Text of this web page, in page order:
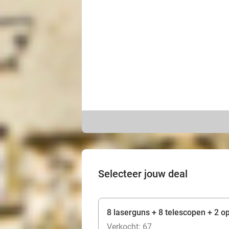
Selecteer jouw deal
8 laserguns + 8 telescopen + 2
Verkocht: 67